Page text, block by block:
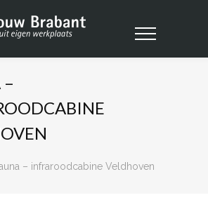
–
– infraroodcabine Veldhoven